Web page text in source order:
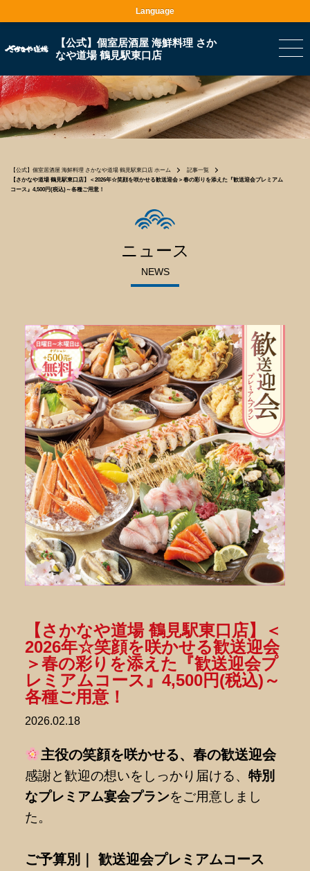
【公式】個室居酒屋 海鮮料理 さか
なや道場 鶴見駅東口店
【公式】個室居酒屋 海鮮料理 さかなや道場 鶴見駅東口店 ホーム
記事一覧
【さかなや道場 鶴見駅東口店】＜2026年☆笑顔を咲かせる歓送迎会＞春の彩りを添えた『歓送迎会プレミアム
コース』4,500円(税込)～各種ご用意！
ニュース
NEWS
2026.02.18
【さかなや道場 鶴見駅東口店】＜
2026年☆笑顔を咲かせる歓送迎会
＞春の彩りを添えた『歓送迎会プ
レミアムコース』4,500円(税込)～
各種ご用意！
主役の笑顔を咲かせる、春の歓送迎会
感謝と歓迎の想いをしっかり届ける、 特別
なプレミアム宴会プランをご用意しまし
た。
ご予算別｜ 歓送迎会プレミアムコース
Language